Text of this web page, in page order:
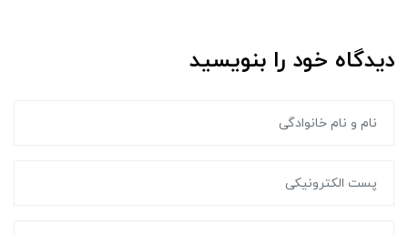
دیدگاه خود را بنویسید